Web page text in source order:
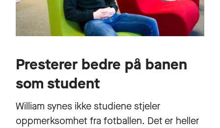
Presterer bedre på banen
som student
William synes ikke studiene stjeler
oppmerksomhet fra fotballen. Det er heller